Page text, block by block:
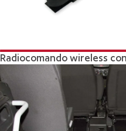
Radiocomando wireless